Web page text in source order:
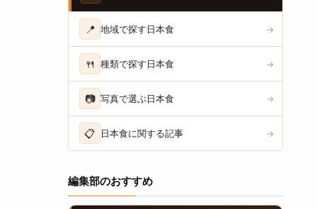
📍 地域で探す日本食 →
🍴 種類で探す日本食 →
📷 写真で選ぶ日本食 →
📋 日本食に関する記事 →
編集部のおすすめ